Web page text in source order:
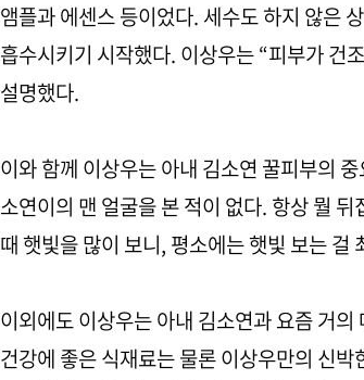
앰플과 에센스 등이었다. 세수도 하지 않은
흡수시키기 시작했다. 이상우는 “피부가 건
설명했다.
이와 함께 이상우는 아내 김소연 꿀피부의
소연이의 맨 얼굴을 본 적이 없다. 항상 뭘
때 햇빛을 많이 보니, 평소에는 햇빛 보는
이외에도 이상우는 아내 김소연과 요즘 거
건강에 좋은 식재료는 물론 이상우만의 신